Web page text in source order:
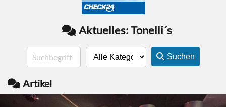
Aktuelles: Tonelli´s
Suchen
Artikel